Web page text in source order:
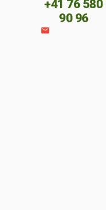
+41 76 580
90 96